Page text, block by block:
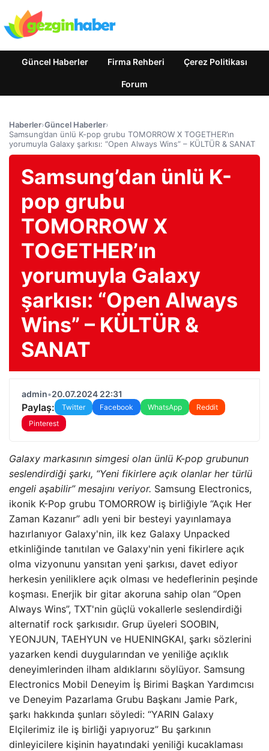
Güncel Haberler Firma Rehberi Çerez Politikası
Forum
Haberler›Güncel Haberler›
Samsung’dan ünlü K-pop grubu TOMORROW X TOGETHER’ın
yorumuyla Galaxy şarkısı: “Open Always Wins” – KÜLTÜR & SANAT
Samsung’dan ünlü K-
pop grubu
TOMORROW X
TOGETHER’ın
yorumuyla Galaxy
şarkısı: “Open Always
Wins” – KÜLTÜR &
SANAT
admin•20.07.2024 22:31
Paylaş: Twitter Facebook WhatsApp
Reddit
Pinterest
Galaxy markasının simgesi olan ünlü K-pop grubunun
seslendirdiği şarkı, “Yeni fikirlere açık olanlar her türlü
engeli aşabilir” mesajını veriyor. Samsung Electronics,
ikonik K-Pop grubu TOMORROW iş birliğiyle “Açık Her
Zaman Kazanır” adlı yeni bir besteyi yayınlamaya
hazırlanıyor Galaxy'nin, ilk kez Galaxy Unpacked
etkinliğinde tanıtılan ve Galaxy'nin yeni fikirlere açık
olma vizyonunu yansıtan yeni şarkısı, davet ediyor
herkesin yeniliklere açık olması ve hedeflerinin peşinde
koşması. Enerjik bir gitar akoruna sahip olan “Open
Always Wins”, TXT'nin güçlü vokallerle seslendirdiği
alternatif rock şarkısıdır. Grup üyeleri SOOBIN,
YEONJUN, TAEHYUN ve HUENINGKAI, şarkı sözlerini
yazarken kendi duygularından ve yeniliğe açıklık
deneyimlerinden ilham aldıklarını söylüyor. Samsung
Electronics Mobil Deneyim İş Birimi Başkan Yardımcısı
ve Deneyim Pazarlama Grubu Başkanı Jamie Park,
şarkı hakkında şunları söyledi: “YARIN Galaxy
Elçilerimiz ile iş birliği yapıyoruz” Bu şarkının
dinleyicilere kişinin hayatındaki yeniliği kucaklaması